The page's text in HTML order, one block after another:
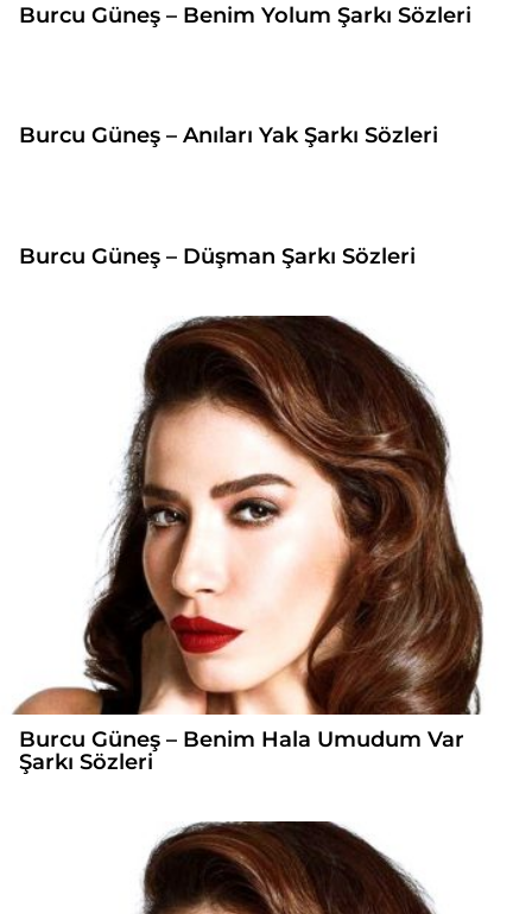
Burcu Güneş – Benim Yolum Şarkı Sözleri
Burcu Güneş – Anıları Yak Şarkı Sözleri
Burcu Güneş – Düşman Şarkı Sözleri
Burcu Güneş – Benim Hala Umudum Var
Şarkı Sözleri